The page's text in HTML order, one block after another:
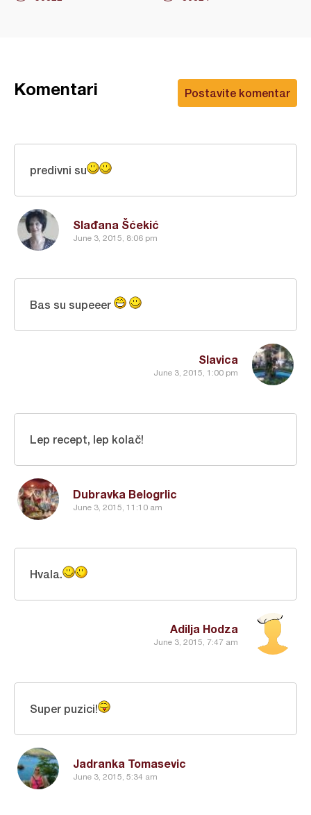
Postavite komentar
Komentari
Slađana Šćekić
June 3, 2015, 8:06 pm
predivni su
Slavica
June 3, 2015, 1:00 pm
Bas su supeeer
Dubravka Belogrlic
June 3, 2015, 11:10 am
Lep recept, lep kolač!
Adilja Hodza
June 3, 2015, 7:47 am
Hvala.
Jadranka Tomasevic
June 3, 2015, 5:34 am
Super puzici!